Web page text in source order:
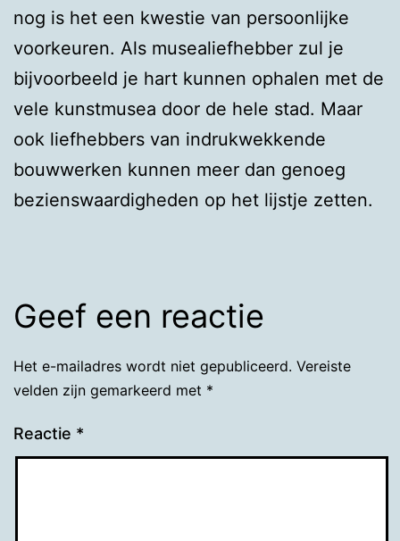
nog is het een kwestie van persoonlijke
voorkeuren. Als musealiefhebber zul je
bijvoorbeeld je hart kunnen ophalen met de
vele kunstmusea door de hele stad. Maar
ook liefhebbers van indrukwekkende
bouwwerken kunnen meer dan genoeg
bezienswaardigheden op het lijstje zetten.
Geef een reactie
Het e-mailadres wordt niet gepubliceerd. Vereiste
velden zijn gemarkeerd met *
Reactie *